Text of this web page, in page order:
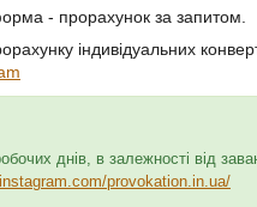
- прорахунок за запитом.
індивідуальних
днів, в залежності від
provokation.in.ua/